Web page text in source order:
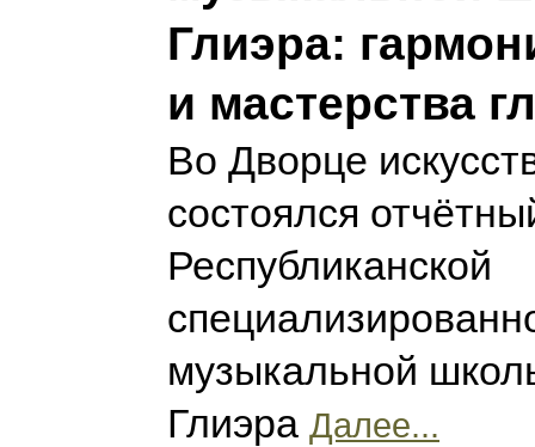
Глиэра:
и мастерства
Во Дворце
состоялся
Республиканской
музыкальной
Глиэра Далее...